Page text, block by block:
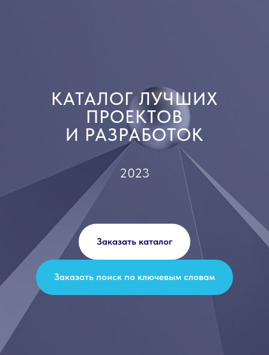
КАТАЛОГ ЛУЧШИХ
ПРОЕКТОВ
И РАЗРАБОТОК
2023
Заказать каталог
Заказать поиск по ключевым словам